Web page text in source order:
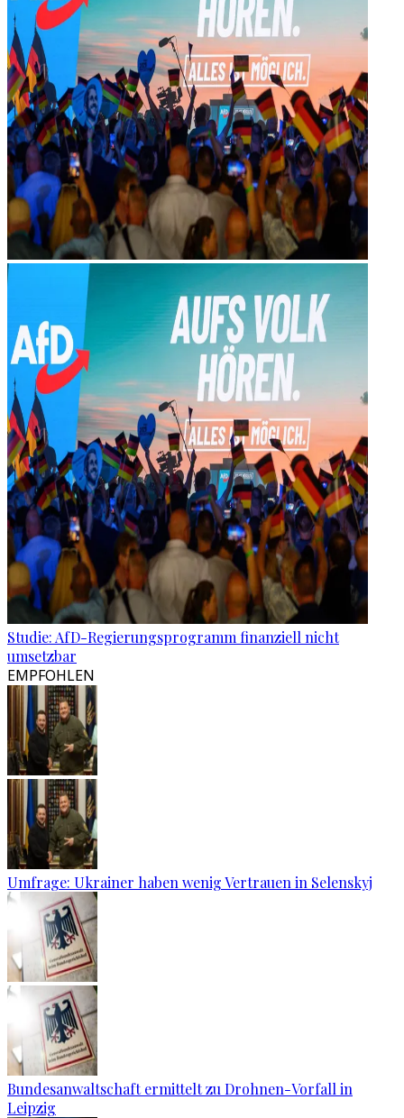
Studie: AfD-Regierungsprogramm finanziell nicht
umsetzbar
EMPFOHLEN
Umfrage: Ukrainer haben wenig Vertrauen in Selenskyj
Bundesanwaltschaft ermittelt zu Drohnen-Vorfall in
Leipzig